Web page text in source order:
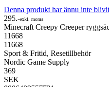
Denna produkt har ännu inte
295.-exkl. moms
Minecraft Creepy Creeper
11668
11668
Sport & Fritid, Resetillbehör
Nordic Game Supply
369
SEK